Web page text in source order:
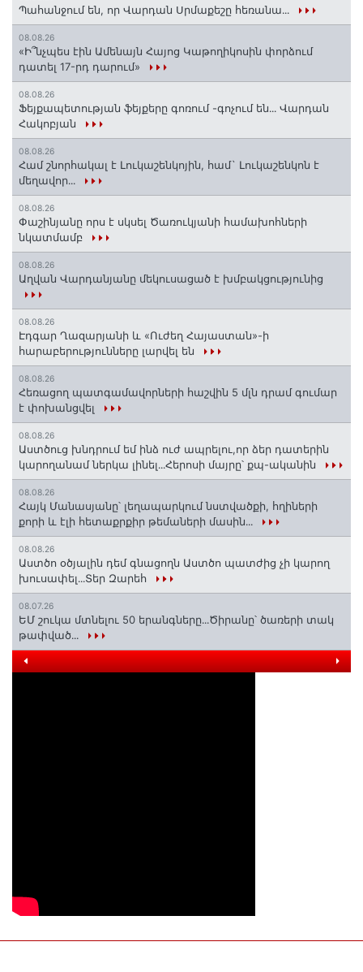
Պահանջում են, որ Վարդան Սրմաքեշը հեռանա․․․
08.08.26
«Ի՞նչպես էին Ամենայն Հայոց Կաթողիկոսին փորձում
դատել 17-րդ դարում»
08.08.26
Ֆեյքապետության ֆեյքերը գոռում -գոչում են․․․ Վարդան
Հակոբյան
08.08.26
Համ շնորհակալ է Լուկաշենկոյին, համ` Լուկաշենկոն է
մեղավոր․․․
08.08.26
Փաշինյանը որս է սկսել Ծառուկյանի համախոհների
նկատմամբ
08.08.26
Աղվան Վարդանյանը մեկուսացած է խմբակցությունից
08.08.26
Էդգար Ղազարյանի և «Ուժեղ Հայաստան»-ի
հարաբերությունները լարվել են
08.08.26
Հեռացող պատգամավորների հաշվին 5 մլն դրամ գումար
է փոխանցվել
08.08.26
Աստծուց խնդրում եմ ինձ ուժ ապրելու,որ ձեր դատերին
կարողանամ ներկա լինել․․․Հերոսի մայրը՝ քպ-ականին
08.08.26
Հայկ Մանասյանը՝ լեղապարկում նստվածքի, հղիների
քորի և էլի հետաքրքիր թեմաների մասին․․․
08.08.26
Աստծո օծյալին դեմ գնացողն Աստծո պատժից չի կարող
խուսափել․․․Տեր Զարեհ
08.07.26
ԵՄ շուկա մտնելու 50 երանգները․․․Ծիրանը՝ ծառերի տակ
թափված․․․